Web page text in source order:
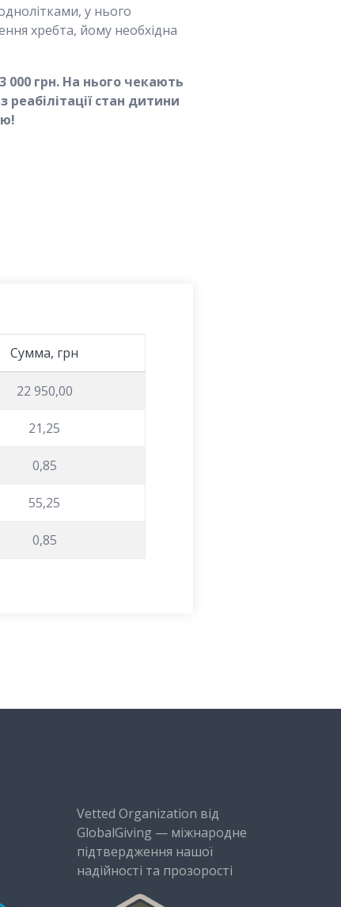
у нього
хребта, йому необхідна
000 грн. На нього чекають
стан дитини
Сумма, грн
22 950,00
21,25
0,85
55,25
0,85
Vetted Organization від
GlobalGiving — міжнародне
підтвердження нашої
надійності та прозорості